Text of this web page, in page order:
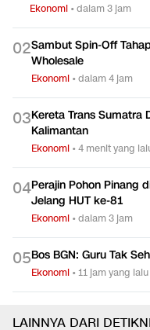
Ekonomi •dalam 3 jam
02Sambut Spin-Off
Wholesale
Ekonomi •dalam 4 jam
03Kereta Trans Sumatra
Kalimantan
Ekonomi •4 menit yang
04Perajin Pohon Pinang
Jelang HUT ke-81
Ekonomi •dalam 3 jam
05Bos BGN: Guru Tak
Ekonomi •11 jam yang lalu
LAINNYA DARI